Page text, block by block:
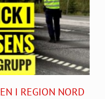
I REGION NORD